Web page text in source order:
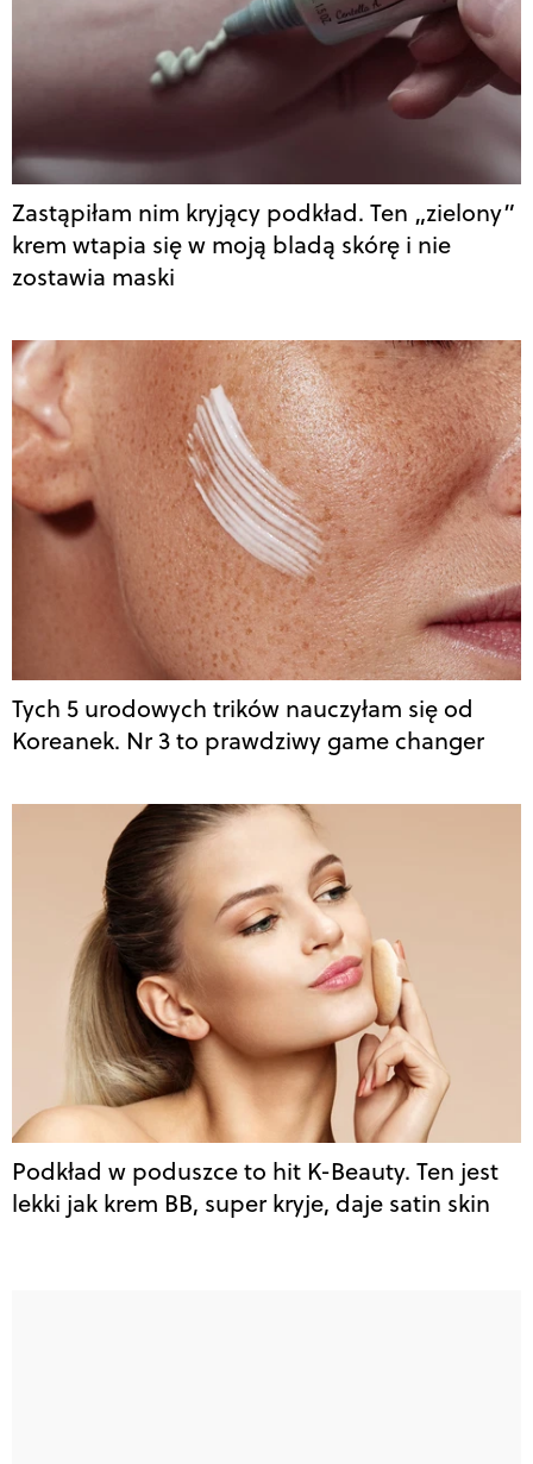
Zastąpiłam nim kryjący podkład. Ten „zielony”
krem wtapia się w moją bladą skórę i nie
zostawia maski
Tych 5 urodowych trików nauczyłam się od
Koreanek. Nr 3 to prawdziwy game changer
Podkład w poduszce to hit K-Beauty. Ten jest
lekki jak krem BB, super kryje, daje satin skin